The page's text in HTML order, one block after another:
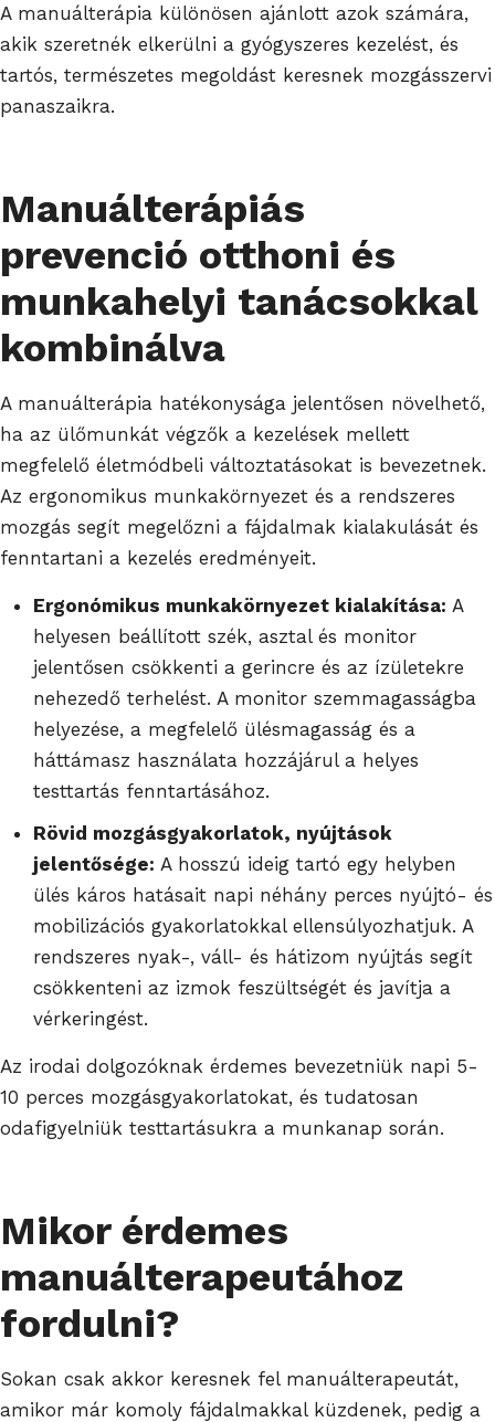
A manuálterápia különösen ajánlott azok számára,
akik szeretnék elkerülni a gyógyszeres kezelést, és
tartós, természetes megoldást keresnek mozgásszervi
panaszaikra.
Manuálterápiás
prevenció otthoni és
munkahelyi tanácsokkal
kombinálva
A manuálterápia hatékonysága jelentősen növelhető,
ha az ülőmunkát végzők a kezelések mellett
megfelelő életmódbeli változtatásokat is bevezetnek.
Az ergonomikus munkakörnyezet és a rendszeres
mozgás segít megelőzni a fájdalmak kialakulását és
fenntartani a kezelés eredményeit.
Ergonómikus munkakörnyezet kialakítása: A
helyesen beállított szék, asztal és monitor
jelentősen csökkenti a gerincre és az ízületekre
nehezedő terhelést. A monitor szemmagasságba
helyezése, a megfelelő ülésmagasság és a
háttámasz használata hozzájárul a helyes
testtartás fenntartásához.
Rövid mozgásgyakorlatok, nyújtások
jelentősége: A hosszú ideig tartó egy helyben
ülés káros hatásait napi néhány perces nyújtó- és
mobilizációs gyakorlatokkal ellensúlyozhatjuk. A
rendszeres nyak-, váll- és hátizom nyújtás segít
csökkenteni az izmok feszültségét és javítja a
vérkeringést.
Az irodai dolgozóknak érdemes bevezetniük napi 5-
10 perces mozgásgyakorlatokat, és tudatosan
odafigyelniük testtartásukra a munkanap során.
Mikor érdemes
manuálterapeutához
fordulni?
Sokan csak akkor keresnek fel manuálterapeutát,
amikor már komoly fájdalmakkal küzdenek, pedig a